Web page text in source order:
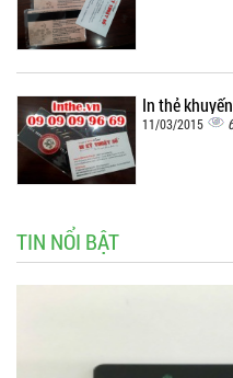
In thẻ
11/03/2015
TIN NỔI BẬT